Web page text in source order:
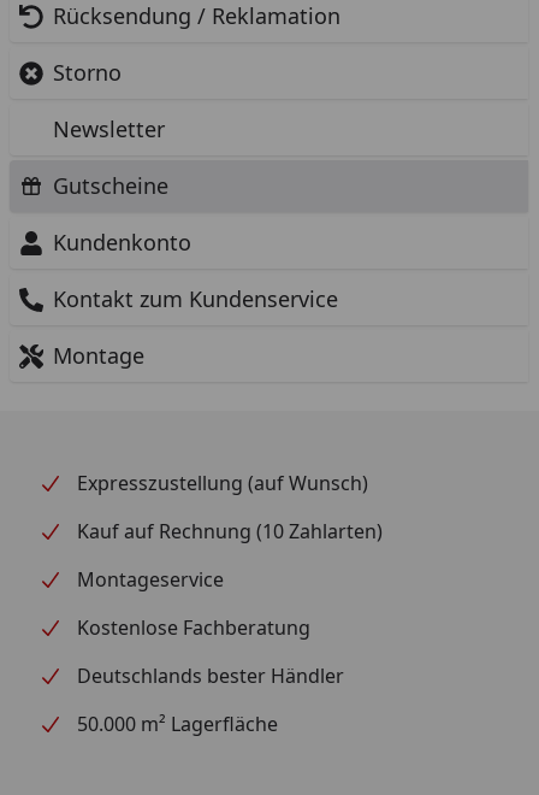
Rücksendung / Reklamation
Storno
Newsletter
Gutscheine
Kundenkonto
Kontakt zum Kundenservice
Montage
Expresszustellung (auf Wunsch)
Kauf auf Rechnung (10 Zahlarten)
Montageservice
Kostenlose Fachberatung
Deutschlands bester Händler
50.000 m² Lagerfläche